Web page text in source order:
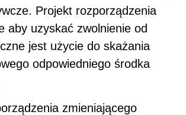
Projekt rozporządzenia
aby uzyskać zwolnienie od
jest użycie do skażania
odpowiedniego środka
zmieniającego